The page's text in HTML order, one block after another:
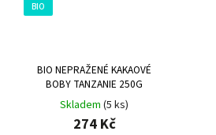
BIO
BIO NEPRAŽENÉ KAKAOVÉ
BOBY TANZANIE 250G
Skladem (5 ks)
274 Kč